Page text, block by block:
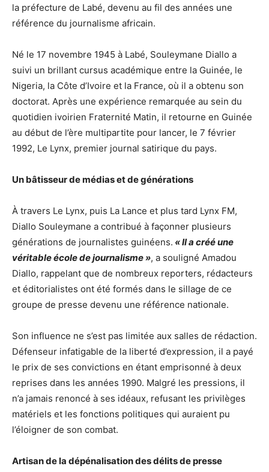
la préfecture de Labé, devenu au fil des années une
référence du journalisme africain.
Né le 17 novembre 1945 à Labé, Souleymane Diallo a
suivi un brillant cursus académique entre la Guinée, le
Nigeria, la Côte d’Ivoire et la France, où il a obtenu son
doctorat. Après une expérience remarquée au sein du
quotidien ivoirien Fraternité Matin, il retourne en Guinée
au début de l’ère multipartite pour lancer, le 7 février
1992, Le Lynx, premier journal satirique du pays.
Un bâtisseur de médias et de générations
À travers Le Lynx, puis La Lance et plus tard Lynx FM,
Diallo Souleymane a contribué à façonner plusieurs
générations de journalistes guinéens. « Il a créé une
véritable école de journalisme », a souligné Amadou
Diallo, rappelant que de nombreux reporters, rédacteurs
et éditorialistes ont été formés dans le sillage de ce
groupe de presse devenu une référence nationale.
Son influence ne s’est pas limitée aux salles de rédaction.
Défenseur infatigable de la liberté d’expression, il a payé
le prix de ses convictions en étant emprisonné à deux
reprises dans les années 1990. Malgré les pressions, il
n’a jamais renoncé à ses idéaux, refusant les privilèges
matériels et les fonctions politiques qui auraient pu
l’éloigner de son combat.
Artisan de la dépénalisation des délits de presse